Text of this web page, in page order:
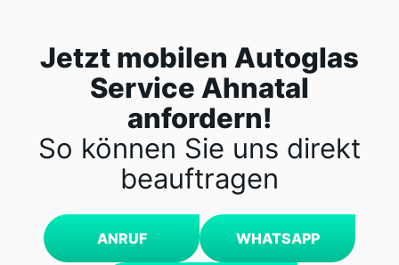
Jetzt mobilen Autoglas
Service Ahnatal
anfordern!
So können Sie uns direkt
beauftragen
ANRUF WHATSAPP